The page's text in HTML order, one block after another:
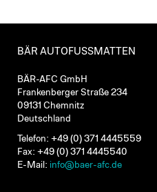
BÄR AUTOFUSSMATTEN
BÄR-AFC GmbH
Frankenberger Straße 234
09131 Chemnitz
Deutschland
Telefon: +49 (0) 371 4445559
Fax: +49 (0) 371 4445540
E-Mail: info@baer-afc.de